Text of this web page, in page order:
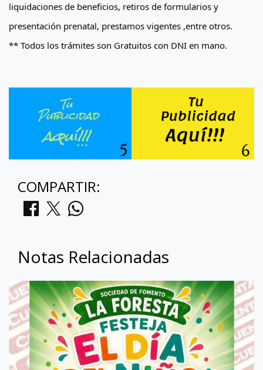
liquidaciones de beneficios, retiros de formularios y
presentación prenatal, prestamos vigentes ,entre otros.
** Todos los trámites son Gratuitos con DNI en mano.
COMPARTIR:
Notas Relacionadas